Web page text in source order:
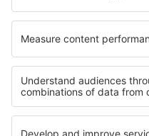
Sobre eSky
Términos y condiciones
Mis reservas
Política de privacidad
Asistencia y contacto